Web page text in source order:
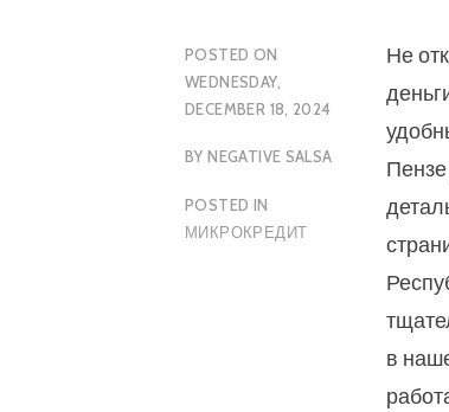
POSTED ON
WEDNESDAY,
DECEMBER 18, 2024
BYNEGATIVE SALSA
POSTED IN
МИКРОКРЕДИТ
Не
в